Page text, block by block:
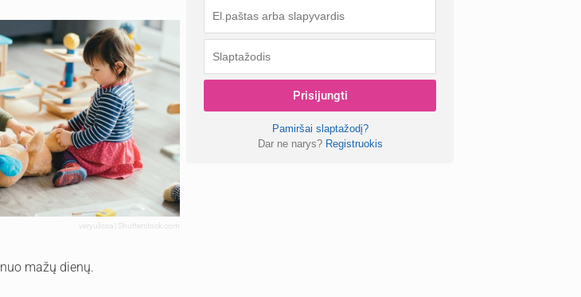
veryulissa | Shutterstock.com
mažų dienų.
Prisijungti
Pamiršai slaptažodį?
Dar ne narys? Registruokis